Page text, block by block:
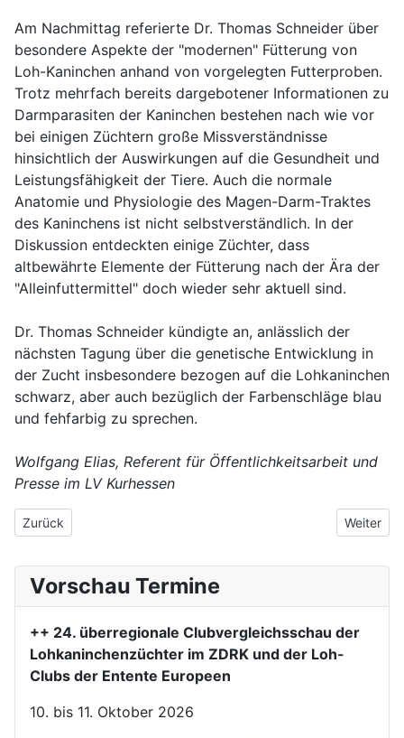
Am Nachmittag referierte Dr. Thomas Schneider über
besondere Aspekte der "modernen" Fütterung von
Loh-Kaninchen anhand von vorgelegten Futterproben.
Trotz mehrfach bereits dargebotener Informationen zu
Darmparasiten der Kaninchen bestehen nach wie vor
bei einigen Züchtern große Missverständnisse
hinsichtlich der Auswirkungen auf die Gesundheit und
Leistungsfähigkeit der Tiere. Auch die normale
Anatomie und Physiologie des Magen-Darm-Traktes
des Kaninchens ist nicht selbstverständlich. In der
Diskussion entdeckten einige Züchter, dass
altbewährte Elemente der Fütterung nach der Ära der
"Alleinfuttermittel" doch wieder sehr aktuell sind.
Dr. Thomas Schneider kündigte an, anlässlich der
nächsten Tagung über die genetische Entwicklung in
der Zucht insbesondere bezogen auf die Lohkaninchen
schwarz, aber auch bezüglich der Farbenschläge blau
und fehfarbig zu sprechen.
Wolfgang Elias, Referent für Öffentlichkeitsarbeit und
Presse im LV Kurhessen
Vorheriger Beitrag: Vergleichsschau 2016 - Katalog bereit zum
Zurück Nächster
Weiter
Vorschau Termine
++ 24. überregionale Clubvergleichsschau der
Lohkaninchenzüchter im ZDRK und der Loh-
Clubs der Entente Europeen
10. bis 11. Oktober 2026